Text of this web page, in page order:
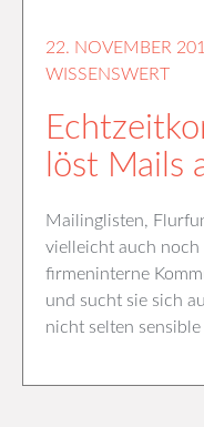
22. NOVEMBER
WISSENSWERT
löst Mails
Mailinglisten,
vielleicht auch noch
firmeninterne
und sucht sie sich
nicht selten sensible